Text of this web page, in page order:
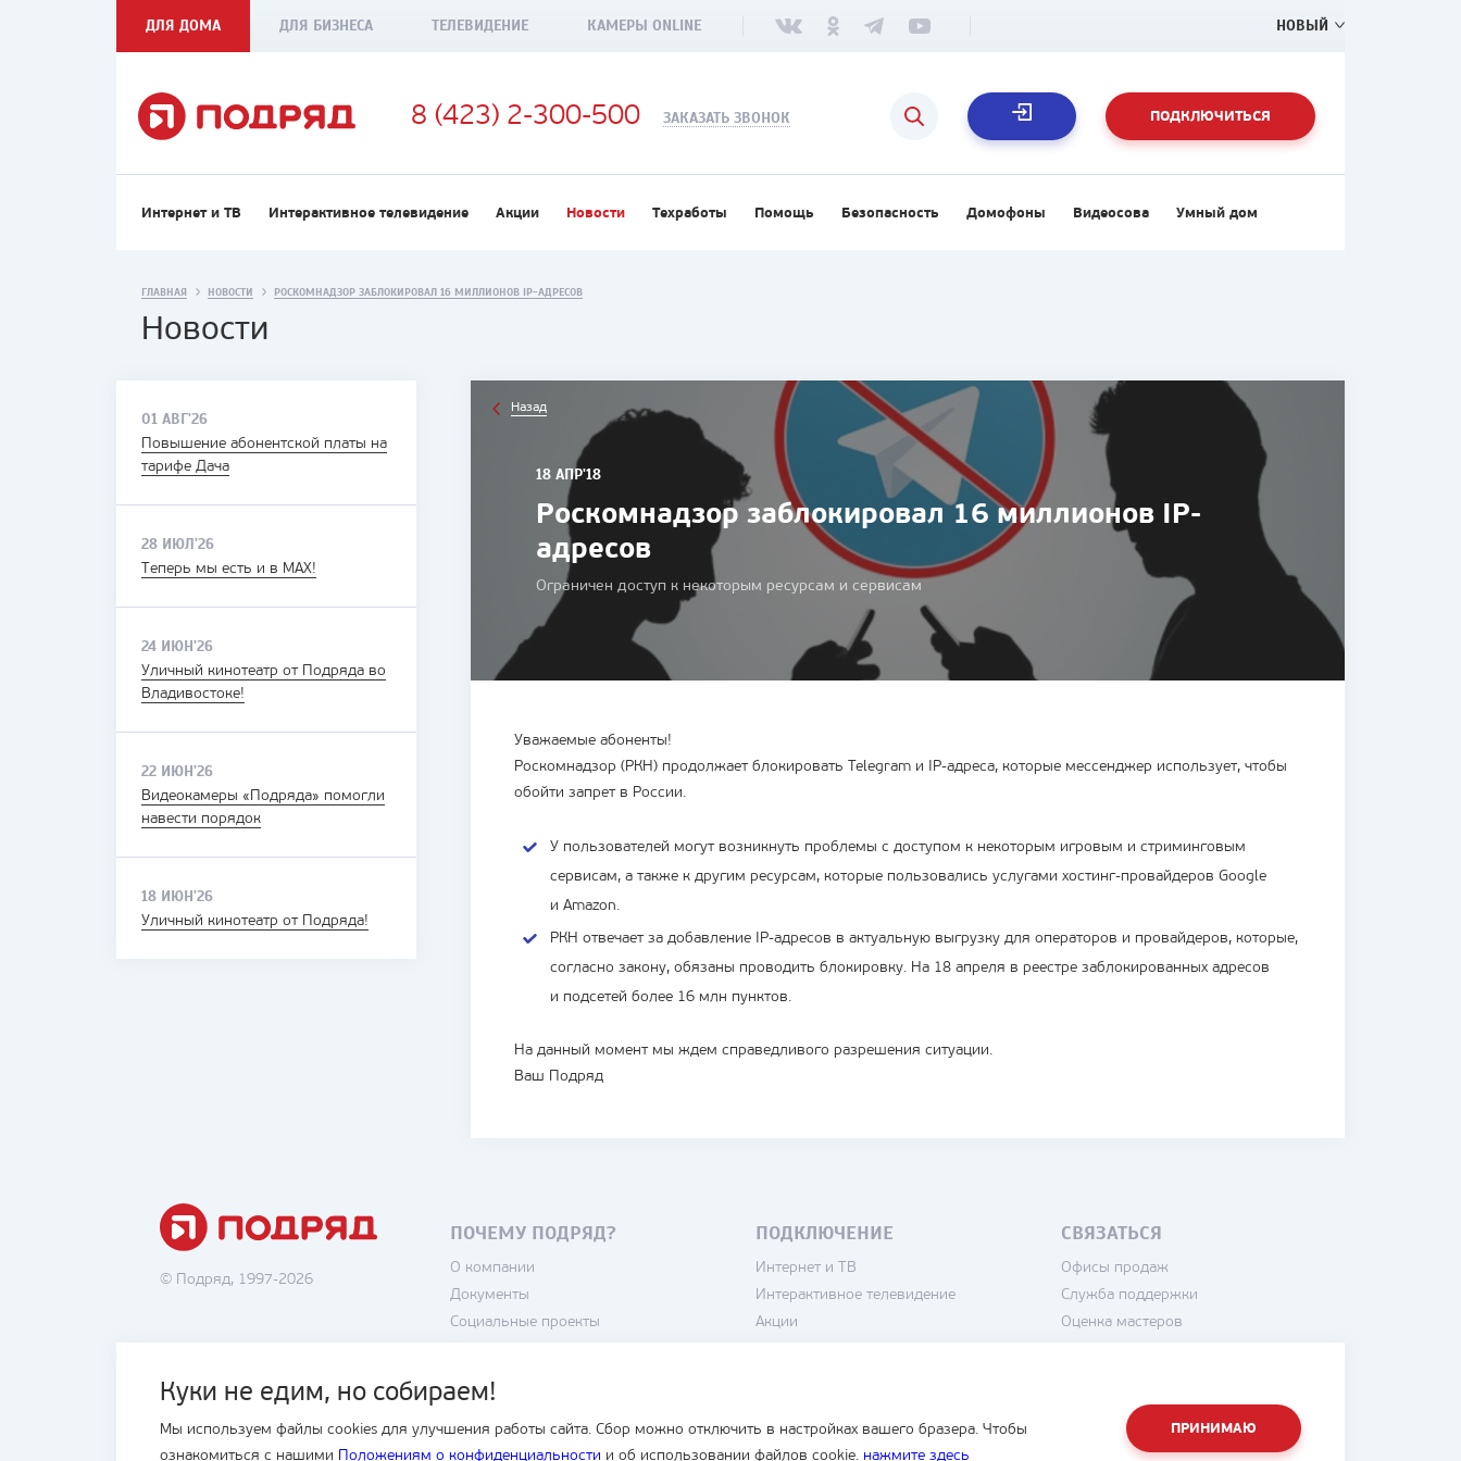
ДЛЯ ДОМА ДЛЯ БИЗНЕСА ТЕЛЕВИДЕНИЕ КАМЕРЫ ONLINE НОВЫЙ
8 (423) 2-300-500 ЗАКАЗАТЬ ЗВОНОК ПОДКЛЮЧИТЬСЯ
Интернет и ТВ Интерактивное телевидение Акции Новости Техработы Помощь Безопасность Домофоны Видеосова Умный дом
Куки не едим, но собираем!
Мы используем файлы cookies для улучшения работы сайта. Сбор можно отключить в настройках вашего бразера. Чтобы
ознакомиться с нашими Положениям о конфиденциальности и об использовании файлов cookie. нажмите здесь
ПРИНИМАЮ
ГЛАВНАЯ НОВОСТИ РОСКОМНАДЗОР ЗАБЛОКИРОВАЛ 16 МИЛЛИОНОВ IP-АДРЕСОВ
Новости
01 АВГ'26
Повышение абонентской платы на
тарифе Дача
28 ИЮЛ'26
Теперь мы есть и в MAX!
24 ИЮН'26
Уличный кинотеатр от Подряда во
Владивостоке!
22 ИЮН'26
Видеокамеры «Подряда» помогли
навести порядок
18 ИЮН'26
Уличный кинотеатр от Подряда!
Назад
18 АПР'18
Роскомнадзор заблокировал 16 миллионов IP-
адресов
Ограничен доступ к некоторым ресурсам и сервисам
Уважаемые абоненты!
Роскомнадзор (РКН) продолжает блокировать Telegram и IP-адреса, которые мессенджер использует, чтобы
обойти запрет в России.
У пользователей могут возникнуть проблемы с доступом к некоторым игровым и стриминговым
сервисам, а также к другим ресурсам, которые пользовались услугами хостинг-провайдеров Google
и Amazon.
РКН отвечает за добавление IP-адресов в актуальную выгрузку для операторов и провайдеров, которые,
согласно закону, обязаны проводить блокировку. На 18 апреля в реестре заблокированных адресов
и подсетей более 16 млн пунктов.
На данный момент мы ждем справедливого разрешения ситуации.
Ваш Подряд
© Подряд, 1997-2026
ПОЧЕМУ ПОДРЯД?
О компании
Документы
Социальные проекты
Пользовательское соглашение
Блог
ПОДКЛЮЧЕНИЕ
Интернет и ТВ
Интерактивное телевидение
Акции
Умный дом
СВЯЗАТЬСЯ
Офисы продаж
Служба поддержки
Оценка мастеров